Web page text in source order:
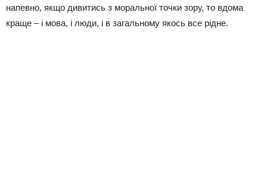
напевно, якщо дивитись з моральної точки зору, то вдома
краще – і мова, і люди, і в загальному якось все рідне.